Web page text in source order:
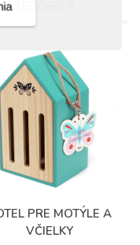
9
PRE MOTÝLE A
VČIELKY